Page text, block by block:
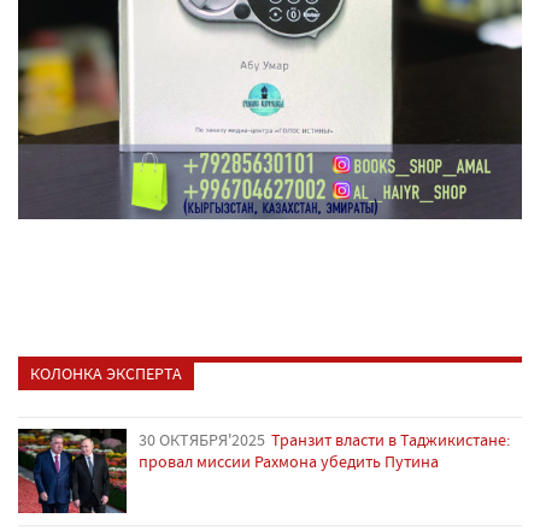
КОЛОНКА ЭКСПЕРТА
30 ОКТЯБРЯ'2025 Транзит власти в Таджикистане:
провал миссии Рахмона убедить Путина